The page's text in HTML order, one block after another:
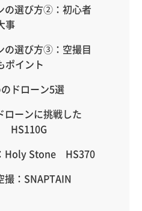
の選び方②：初心者
事
の選び方③：空撮目
ポイント
ドローン5選
ローンに挑戦した
HS110G
Holy Stone HS370
撮：SNAPTAIN